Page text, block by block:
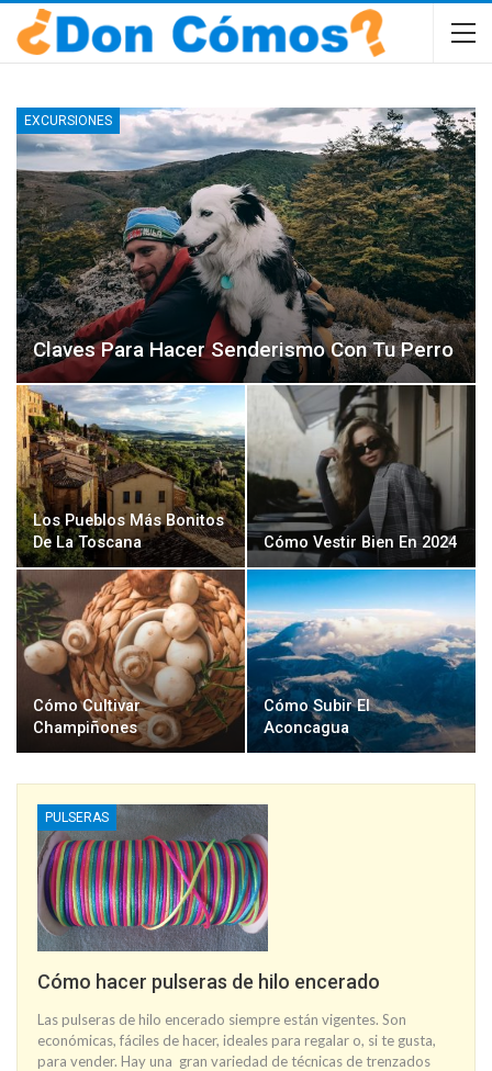
EXCURSIONES
Claves Para Hacer Senderismo Con Tu Perro
Los Pueblos Más Bonitos
De La Toscana
Cómo Vestir Bien En 2024
Cómo Cultivar
Champiñones
Cómo Subir El
Aconcagua
PULSERAS
Cómo hacer pulseras de hilo encerado
Las pulseras de hilo encerado siempre están vigentes. Son
económicas, fáciles de hacer, ideales para regalar o, si te gusta,
para vender. Hay una gran variedad de técnicas de trenzados